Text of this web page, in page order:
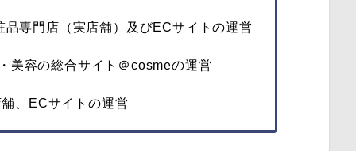
品専門店（実店舗）及びECサイトの運営
美容の総合サイト＠cosmeの運営
、ECサイトの運営